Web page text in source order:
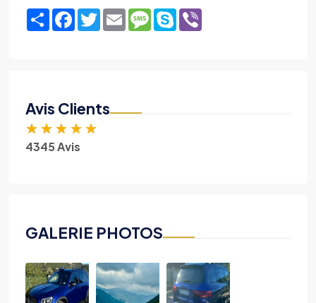
ShareFacebook
TwitterEmailMessage
Skype
Avis Clients
★ ★ ★ ★ ★
4345 Avis
GALERIE PHOTOS